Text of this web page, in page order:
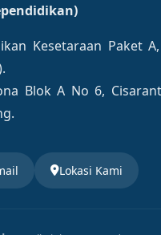
Kesetaraan Paket
Blok A No 6,
Lokasi Kami